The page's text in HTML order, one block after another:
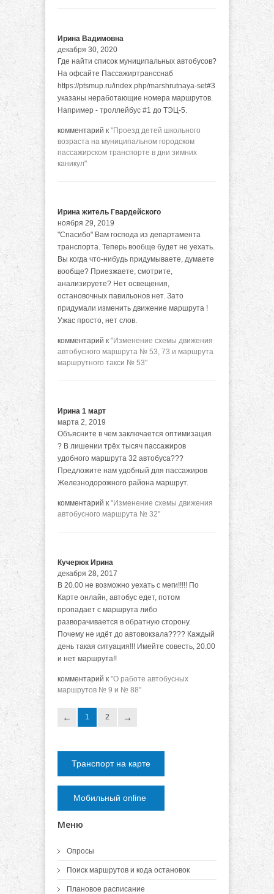
Ирина Вадимовна
декабря 30, 2020
Где найти список муниципальных автобусов?
На офсайте Пассажиртрансснаб
https://ptsmup.ru/index.php/marshrutnaya-set#3
указаны неработающие номера маршрутов.
Например - троллейбус #1 до ТЭЦ-5.
комментарий к "Проезд детей школьного
возраста на муниципальном городском
пассажирском транспорте в дни зимних
каникул"
Ирина житель Гвардейского
ноября 29, 2019
"Спасибо" Вам господа из департамента
транспорта. Теперь вообще будет не уехать.
Вы когда что-нибудь придумываете, думаете
вообще? Приезжаете, смотрите,
анализируете? Нет освещения,
остановочных павильонов нет. Зато
придумали изменить движение маршрута !
Ужас просто, нет слов.
комментарий к "Изменение схемы движения
автобусного маршрута № 53, 73 и маршрута
маршрутного такси № 53"
Ирина 1 март
марта 2, 2019
Объясните в чем заключается оптимизация
? В лишении трёх тысяч пассажиров
удобного маршрута 32 автобуса???
Предложите нам удобный для пассажиров
Железнодорожного района маршрут.
комментарий к "Изменение схемы движения
автобусного маршрута № 32"
Кучерюк Ирина
декабря 28, 2017
В 20.00 не возможно уехать с меги!!!!! По
Карте онлайн, автобус едет, потом
пропадает с маршрута либо
разворачивается в обратную сторону.
Почему не идёт до автовокзала???? Каждый
день такая ситуация!!! Имейте совесть, 20.00
и нет маршрута!!
комментарий к "О работе автобусных
маршрутов № 9 и № 88"
1 2
Транспорт на карте
Мобильный online
Меню
Опросы
Поиск маршрутов и кода остановок
Плановое расписание